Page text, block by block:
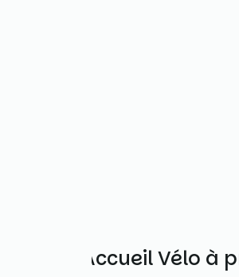
Autres Accueil Vélo à